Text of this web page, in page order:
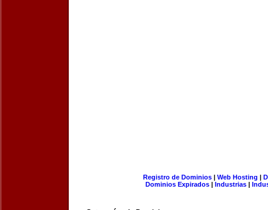
Registro de Dominios| Web Hosting |
Dominios Expirados | Industrias |